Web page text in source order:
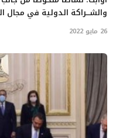
والشـــراكة الدولية في مجال
26 مايو 2022